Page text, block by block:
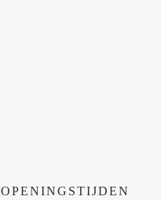
OPENINGSTIJDEN